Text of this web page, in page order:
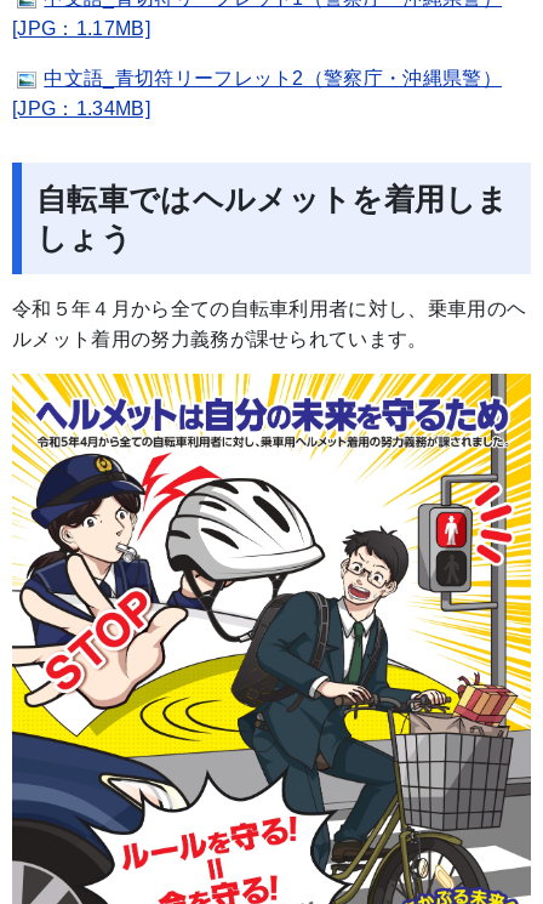
[JPG：1.17MB]
中文語_青切符リーフレット2（警察庁・沖縄県警）
[JPG：1.34MB]
自転車ではヘルメットを着用しま
しょう
令和５年４月から全ての自転車利用者に対し、乗車用のヘ
ルメット着用の努力義務が課せられています。